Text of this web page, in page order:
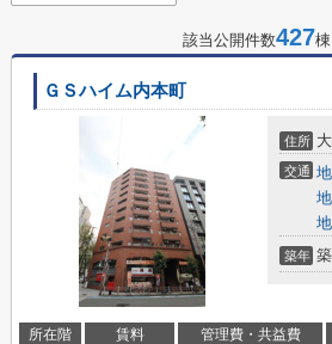
該当公開件数427
ＧＳハイム内本町
住所
交通
築年
所在階 賃料 管理費・共益費